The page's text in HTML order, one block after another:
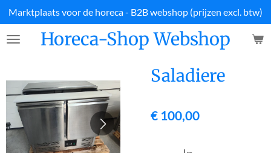
Ga
direct
naar
Horeca-Shop Webshop
Marktplaats voor de horeca - B2B webshop (prijzen excl. btw)
Saladiere
€ 100,00